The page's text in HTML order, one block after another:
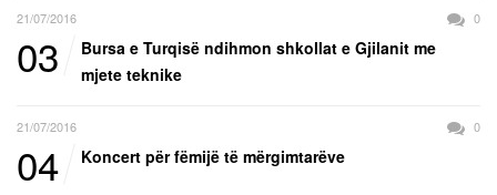
21/07/2016 0
03
Bursa e Turqisë ndihmon shkollat e Gjilanit me
mjete teknike
21/07/2016 0
04 Koncert për fëmijë të mërgimtarëve